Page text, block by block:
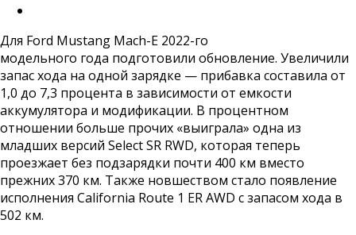
Для Ford Mustang Mach-E 2022-го
модельного года подготовили обновление. Увеличили
запас хода на одной зарядке — прибавка составила от
1,0 до 7,3 процента в зависимости от емкости
аккумулятора и модификации. В процентном
отношении больше прочих «выиграла» одна из
младших версий Select SR RWD, которая теперь
проезжает без подзарядки почти 400 км вместо
прежних 370 км. Также новшеством стало появление
исполнения California Route 1 ER AWD с запасом хода в
502 км.